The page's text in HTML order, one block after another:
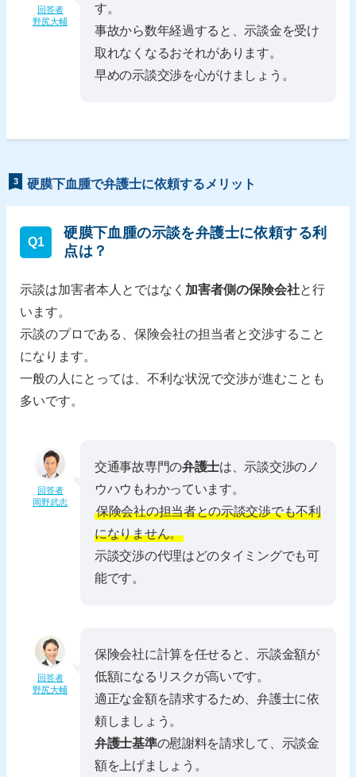
回答者
野尻大輔
す。
事故から数年経過すると、示談金を受け
取れなくなるおそれがあります。
早めの示談交渉を心がけましょう。
3 硬膜下血腫で弁護士に依頼するメリット
Q1
硬膜下血腫の示談を弁護士に依頼する利
点は？
示談は加害者本人とではなく 加害者側の保険会社と行
います。
示談のプロである、保険会社の担当者と交渉すること
になります。
一般の人にとっては、不利な状況で交渉が進むことも
多いです。
回答者
岡野武志
交通事故専門の弁護士は、示談交渉のノ
ウハウもわかっています。
保険会社の担当者との示談交渉でも不利
になりません。
示談交渉の代理はどのタイミングでも可
能です。
回答者
野尻大輔
保険会社に計算を任せると、示談金額が
低額になるリスクが高いです。
適正な金額を請求するため、弁護士に依
頼しましょう。
弁護士基準の慰謝料を請求して、示談金
額を上げましょう。